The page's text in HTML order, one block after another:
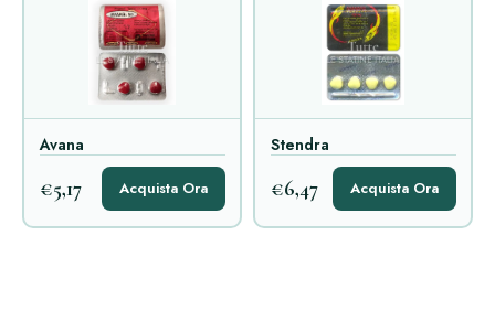
Avana
€5,17 Acquista Ora
Stendra
€6,47 Acquista Ora